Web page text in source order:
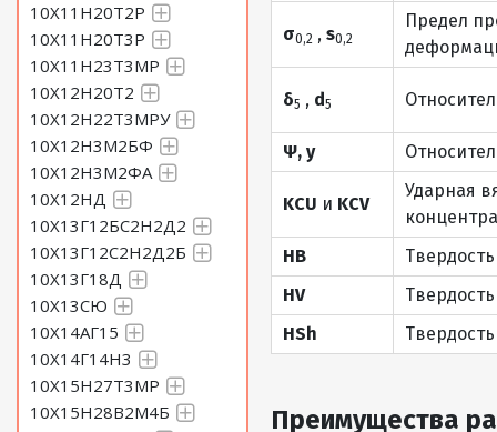
10Х11Н20Т2Р
10Х11Н20Т3Р
10Х11Н23Т3МР
10Х12Н20Т2
10Х12Н22Т3МРУ
10Х12Н3М2БФ
10Х12Н3М2ФА
10Х12НД
10Х13Г12БС2Н2Д2
10Х13Г12С2Н2Д2Б
10Х13Г18Д
10Х13СЮ
10Х14АГ15
10Х14Г14Н3
10Х15Н27Т3МР
10Х15Н28В2М4Б
σ0,2 ,s0,2
Предел
δ5 , d5
Ψ, y
KCU и KCV
Ударная
HB
HV
HSh
Преимущества